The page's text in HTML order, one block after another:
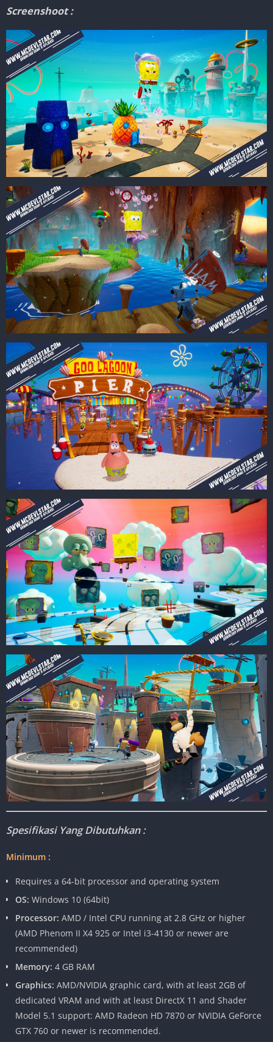
Screenshoot :
Spesifikasi Yang Dibutuhkan :
Minimum :
Requires a 64-bit processor and operating system
OS: Windows 10 (64bit)
Processor: AMD / Intel CPU running at 2.8 GHz or higher
(AMD Phenom II X4 925 or Intel i3-4130 or newer are
recommended)
Memory: 4 GB RAM
Graphics: AMD/NVIDIA graphic card, with at least 2GB of
dedicated VRAM and with at least DirectX 11 and Shader
Model 5.1 support: AMD Radeon HD 7870 or NVIDIA GeForce
GTX 760 or newer is recommended.